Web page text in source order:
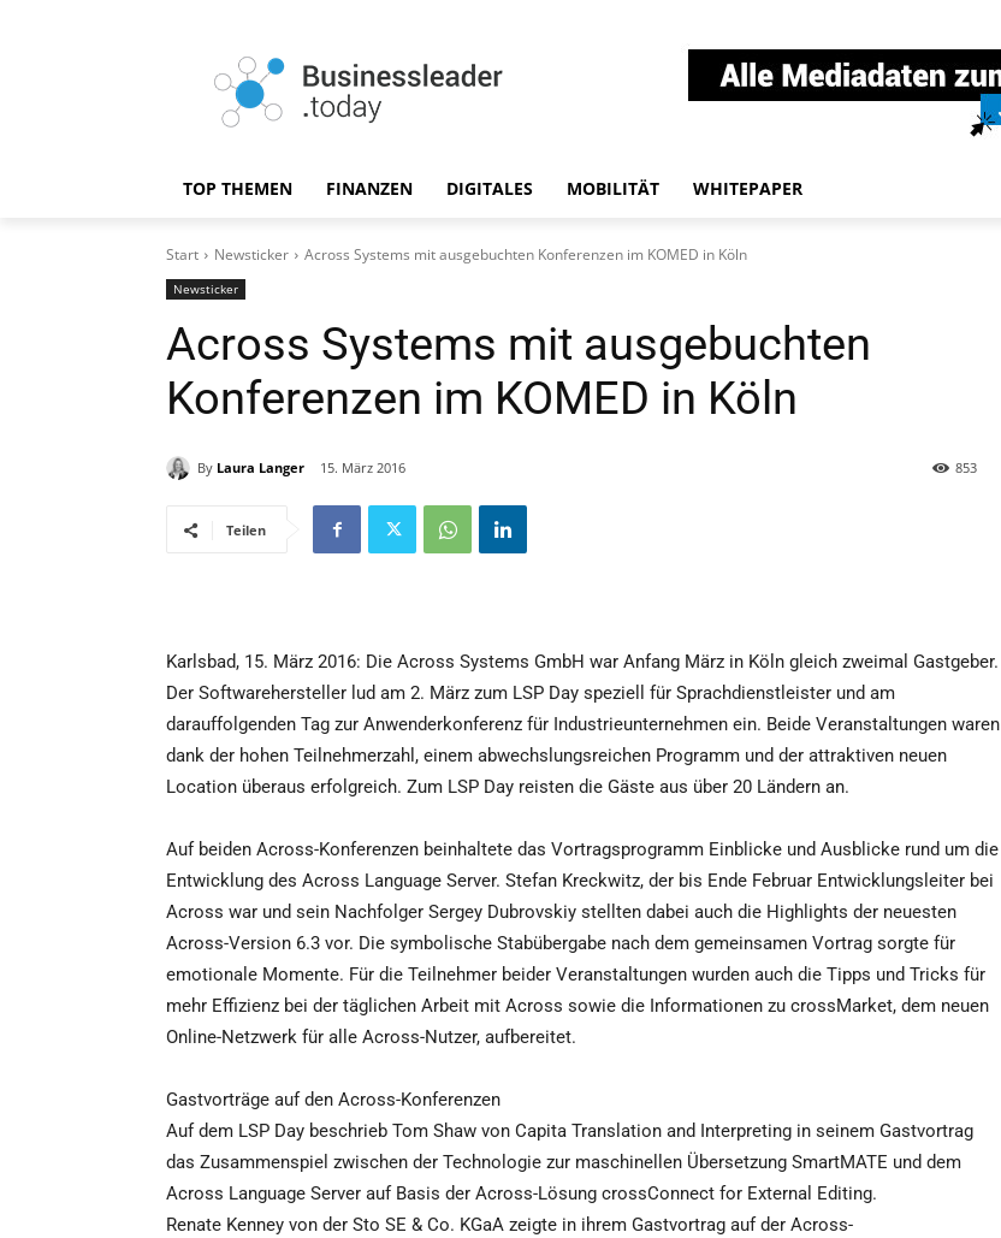
TOP THEMEN FINANZEN DIGITALES MOBILITÄT WHITEPAPER
Start Newsticker Across Systems mit ausgebuchten Konferenzen im KOMED in Köln
Newsticker
Across Systems mit ausgebuchten
Konferenzen im KOMED in Köln
By Laura Langer 15. März 2016 853
Teilen
Karlsbad, 15. März 2016: Die Across Systems GmbH war Anfang März in Köln gleich zweimal Gastgeber.
Der Softwarehersteller lud am 2. März zum LSP Day speziell für Sprachdienstleister und am
darauffolgenden Tag zur Anwenderkonferenz für Industrieunternehmen ein. Beide Veranstaltungen waren
dank der hohen Teilnehmerzahl, einem abwechslungsreichen Programm und der attraktiven neuen
Location überaus erfolgreich. Zum LSP Day reisten die Gäste aus über 20 Ländern an.
Auf beiden Across-Konferenzen beinhaltete das Vortragsprogramm Einblicke und Ausblicke rund um die
Entwicklung des Across Language Server. Stefan Kreckwitz, der bis Ende Februar Entwicklungsleiter bei
Across war und sein Nachfolger Sergey Dubrovskiy stellten dabei auch die Highlights der neuesten
Across-Version 6.3 vor. Die symbolische Stabübergabe nach dem gemeinsamen Vortrag sorgte für
emotionale Momente. Für die Teilnehmer beider Veranstaltungen wurden auch die Tipps und Tricks für
mehr Effizienz bei der täglichen Arbeit mit Across sowie die Informationen zu crossMarket, dem neuen
Online-Netzwerk für alle Across-Nutzer, aufbereitet.
Gastvorträge auf den Across-Konferenzen
Auf dem LSP Day beschrieb Tom Shaw von Capita Translation and Interpreting in seinem Gastvortrag
das Zusammenspiel zwischen der Technologie zur maschinellen Übersetzung SmartMATE und dem
Across Language Server auf Basis der Across-Lösung crossConnect for External Editing.
Renate Kenney von der Sto SE & Co. KGaA zeigte in ihrem Gastvortrag auf der Across-